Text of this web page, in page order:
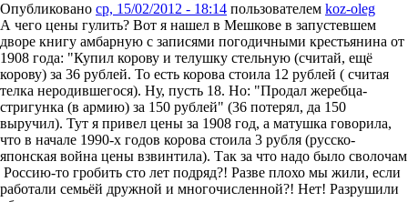
Опубликовано ср, 15/02/2012 - 18:14 пользователем koz-oleg
А чего цены гулить? Вот я нашел в Мешкове в запустевшем
дворе книгу амбарную с записями погодичными крестьянина от
1908 года: "Купил корову и телушку стельную (считай, ещё
корову) за 36 рублей. То есть корова стоила 12 рублей ( считая
телка неродившегося). Ну, пусть 18. Но: "Продал жеребца-
стригунка (в армию) за 150 рублей" (36 потерял, да 150
выручил). Тут я привел цены за 1908 год, а матушка говорила,
что в начале 1990-х годов корова стоила 3 рубля (русско-
японская война цены взвинтила). Так за что надо было сволочам
Россию-то гробить сто лет подряд?! Разве плохо мы жили, если
работали семьёй дружной и многочисленной?! Нет! Разрушили